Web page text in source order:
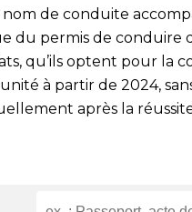
nom de conduite
du permis de conduire
qu’ils optent pour la
à partir de 2024,
après la